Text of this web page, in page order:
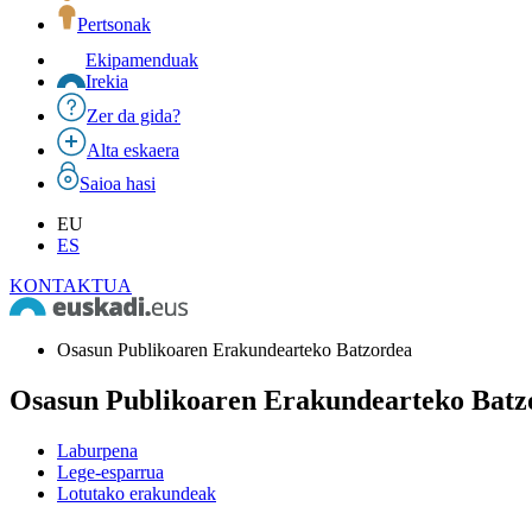
Pertsonak
Ekipamenduak
Irekia
Zer da gida?
Alta eskaera
Saioa hasi
EU
ES
KONTAKTUA
Osasun Publikoaren Erakundearteko Batzordea
Osasun Publikoaren Erakundearteko
Laburpena
Lege-esparrua
Lotutako erakundeak